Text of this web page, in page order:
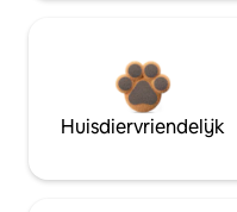
Huisdiervriendelijk